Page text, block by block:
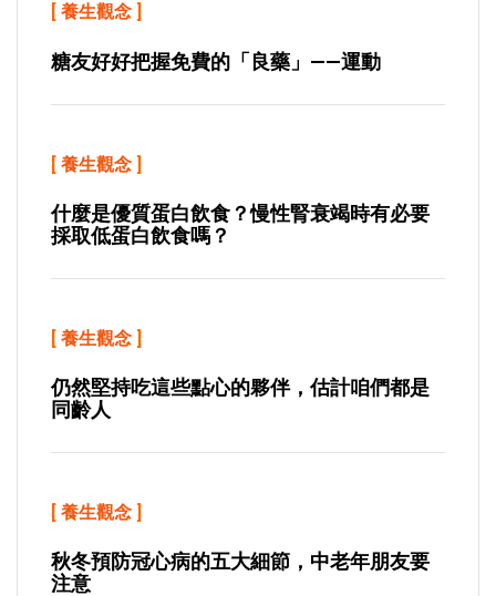
[ 養生觀念 ]
糖友好好把握免費的「良藥」——運動
[ 養生觀念 ]
什麼是優質蛋白飲食？慢性腎衰竭時有必要
採取低蛋白飲食嗎？
[ 養生觀念 ]
仍然堅持吃這些點心的夥伴，估計咱們都是
同齡人
[ 養生觀念 ]
秋冬預防冠心病的五大細節，中老年朋友要
注意